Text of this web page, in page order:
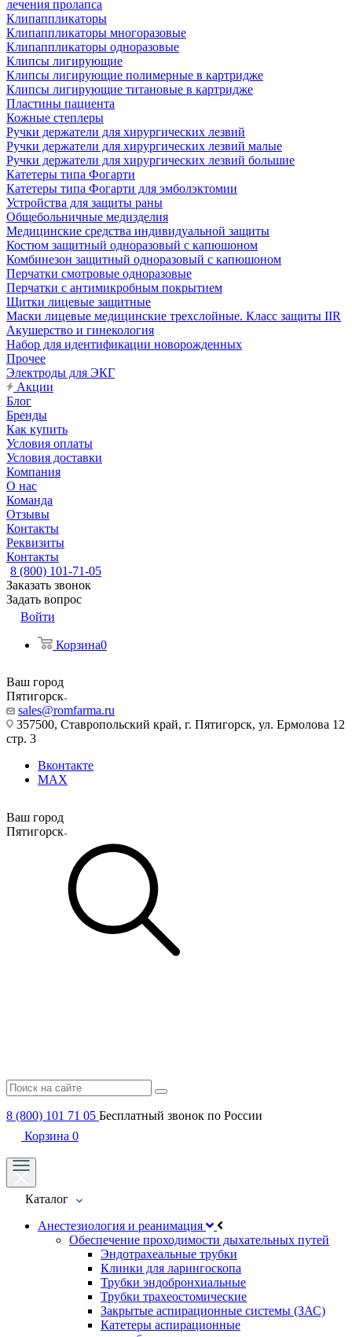
лечения пролапса
Клипаппликаторы
Клипаппликаторы многоразовые
Клипаппликаторы одноразовые
Клипсы лигирующие
Клипсы лигирующие полимерные в картридже
Клипсы лигирующие титановые в картридже
Пластины пациента
Кожные степлеры
Ручки держатели для хирургических лезвий
Ручки держатели для хирургических лезвий малые
Ручки держатели для хирургических лезвий большие
Катетеры типа Фогарти
Катетеры типа Фогарти для эмболэктомии
Устройства для защиты раны
Общебольничные медизделия
Медицинские средства индивидуальной защиты
Костюм защитный одноразовый с капюшоном
Комбинезон защитный одноразовый с капюшоном
Перчатки смотровые одноразовые
Перчатки с антимикробным покрытием
Щитки лицевые защитные
Маски лицевые медицинские трехслойные. Класс защиты IIR
Акушерство и гинекология
Набор для идентификации новорожденных
Прочее
Электроды для ЭКГ
Акции
Блог
Бренды
Как купить
Условия оплаты
Условия доставки
Компания
О нас
Команда
Отзывы
Контакты
Реквизиты
Контакты
8 (800) 101-71-05
Заказать звонок
Задать вопрос
Войти
Корзина0
Ваш город
Пятигорск
sales@romfarma.ru
357500, Ставропольский край, г. Пятигорск, ул. Ермолова 12
стр. 3
Вконтакте
MAX
Ваш город
Пятигорск
8 (800) 101 71 05 Бесплатный звонок по России
Корзина 0
Каталог
Анестезиология и реанимация
Обеспечение проходимости дыхательных путей
Эндотрахеальные трубки
Клинки для ларингоскопа
Трубки эндобронхиальные
Трубки трахеостомические
Закрытые аспирационные системы (ЗАС)
Катетеры аспирационные